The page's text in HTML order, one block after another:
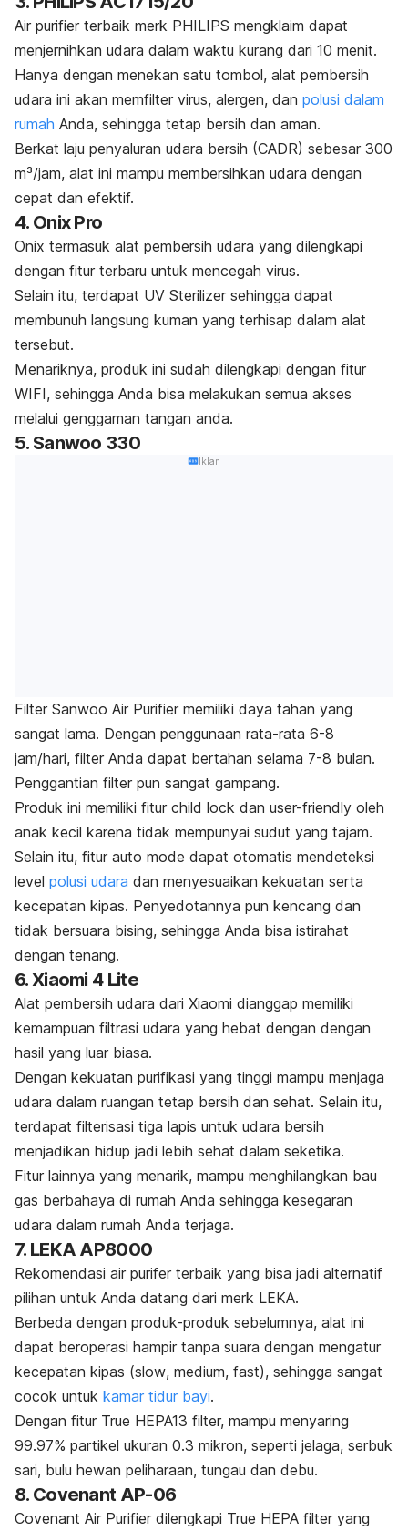
Air purifier terbaik merk PHILIPS mengklaim dapat
menjernihkan udara dalam waktu kurang dari 10 menit.
Hanya dengan menekan satu tombol, alat pembersih
udara ini akan memfilter virus, alergen, dan polusi dalam
rumah Anda, sehingga tetap bersih dan aman.
Berkat laju penyaluran udara bersih (CADR) sebesar 300
m³/jam, alat ini mampu membersihkan udara dengan
cepat dan efektif.
4. Onix Pro
Onix termasuk alat pembersih udara yang dilengkapi
dengan fitur terbaru untuk mencegah virus.
Selain itu, terdapat UV Sterilizer sehingga dapat
membunuh langsung kuman yang terhisap dalam alat
tersebut.
Menariknya, produk ini sudah dilengkapi dengan fitur
WIFI, sehingga Anda bisa melakukan semua akses
melalui genggaman tangan anda.
5. Sanwoo 330
Iklan
Filter Sanwoo Air Purifier memiliki daya tahan yang
sangat lama. Dengan penggunaan rata-rata 6-8
jam/hari, filter Anda dapat bertahan selama 7-8 bulan.
Penggantian filter pun sangat gampang.
Produk ini memiliki fitur child lock dan user-friendly oleh
anak kecil karena tidak mempunyai sudut yang tajam.
Selain itu, fitur auto mode dapat otomatis mendeteksi
level polusi udara dan menyesuaikan kekuatan serta
kecepatan kipas. Penyedotannya pun kencang dan
tidak bersuara bising, sehingga Anda bisa istirahat
dengan tenang.
6. Xiaomi 4 Lite
Alat pembersih udara dari Xiaomi dianggap memiliki
kemampuan filtrasi udara yang hebat dengan dengan
hasil yang luar biasa.
Dengan kekuatan purifikasi yang tinggi mampu menjaga
udara dalam ruangan tetap bersih dan sehat. Selain itu,
terdapat filterisasi tiga lapis untuk udara bersih
menjadikan hidup jadi lebih sehat dalam seketika.
Fitur lainnya yang menarik, mampu menghilangkan bau
gas berbahaya di rumah Anda sehingga kesegaran
udara dalam rumah Anda terjaga.
7. LEKA AP8000
Rekomendasi air purifer terbaik yang bisa jadi alternatif
pilihan untuk Anda datang dari merk LEKA.
Berbeda dengan produk-produk sebelumnya, alat ini
dapat beroperasi hampir tanpa suara dengan mengatur
kecepatan kipas (slow, medium, fast), sehingga sangat
cocok untuk kamar tidur bayi.
Dengan fitur True HEPA13 filter, mampu menyaring
99.97% partikel ukuran 0.3 mikron, seperti jelaga, serbuk
sari, bulu hewan peliharaan, tungau dan debu.
8. Covenant AP-06
Covenant Air Purifier dilengkapi True HEPA filter yang